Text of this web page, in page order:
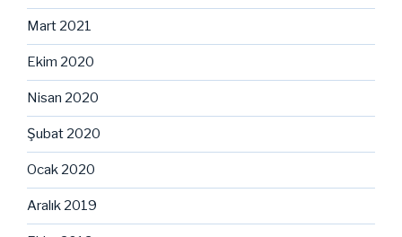
Mart 2021
Ekim 2020
Nisan 2020
Şubat 2020
Ocak 2020
Aralık 2019